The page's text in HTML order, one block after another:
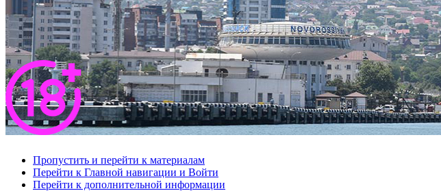
Пропустить и перейти к материалам
Перейти к Главной навигации и Войти
Перейти к дополнительной информации